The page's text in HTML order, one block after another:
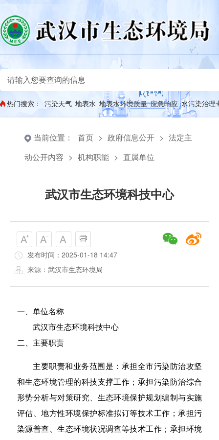
热门搜索： 污染天气 地表水 地表水环境质量 应急响应 水污染治理
当前位置： 首页 > 政府信息公开 > 法定主
动公开内容 > 机构职能 > 直属单位
武汉市生态环境科技中心
发布时间：2025-01-18 14:47
来源：武汉市生态环境局
一、单位名称
武汉市生态环境科技中心
二、主要职责
主要职责和业务范围是：承担全市污染防治攻坚
和生态环境管理的科技支撑工作；承担污染防治综合
形势分析与对策研究、生态环境保护规划编制与实施
评估、地方性环境保护标准拟订等技术工作；承担污
染源普查、生态环境状况调查等技术工作；承担环境